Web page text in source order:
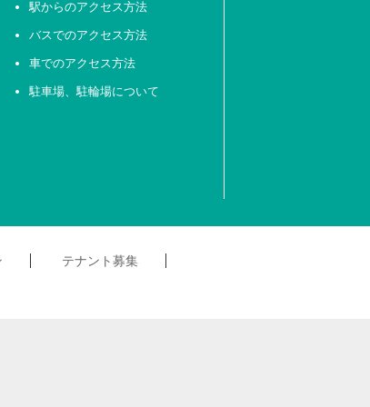
駅からのアクセス方法
バスでのアクセス方法
車でのアクセス方法
駐車場、駐輪場について
テナント募集